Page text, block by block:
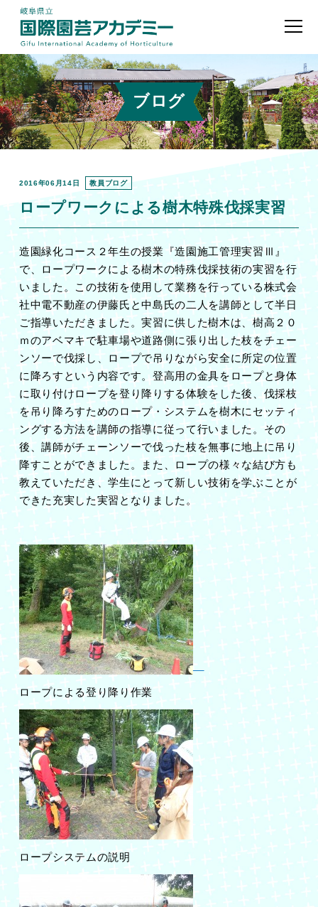
ブログ
2016年06月14日 教員ブログ
ロープワークによる樹木特殊伐採実習
造園緑化コース２年生の授業『造園施工管理実習Ⅲ』
で、ロープワークによる樹木の特殊伐採技術の実習を行
いました。この技術を使用して業務を行っている株式会
社中電不動産の伊藤氏と中島氏の二人を講師として半日
ご指導いただきました。実習に供した樹木は、樹高２０
ｍのアベマキで駐車場や道路側に張り出した枝をチェー
ンソーで伐採し、ロープで吊りながら安全に所定の位置
に降ろすという内容です。登高用の金具をロープと身体
に取り付けロープを登り降りする体験をした後、伐採枝
を吊り降ろすためのロープ・システムを樹木にセッティ
ングする方法を講師の指導に従って行いました。その
後、講師がチェーンソーで伐った枝を無事に地上に吊り
降すことができました。また、ロープの様々な結び方も
教えていただき、学生にとって新しい技術を学ぶことが
できた充実した実習となりました。
ロープによる登り降り作業
ロープシステムの説明